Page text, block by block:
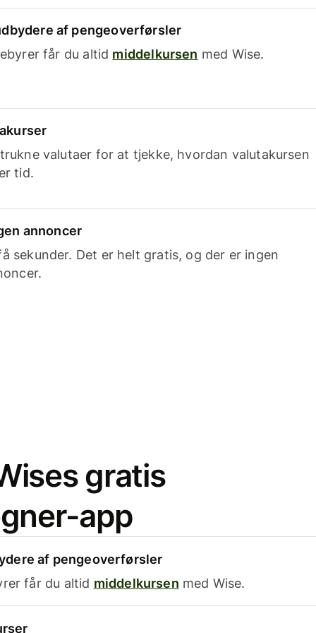
af pengeoverførsler
får du altid middelkursen med Wise.
valutaer for at tjekke, hvordan valutakursen
tid.
annoncer
sekunder. Det er helt gratis, og der er ingen
gratis
app
af pengeoverførsler
får du altid middelkursen med Wise.